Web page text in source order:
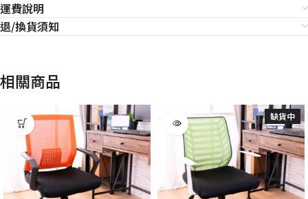
運費說明
退/換貨須知
相關商品
缺貨中